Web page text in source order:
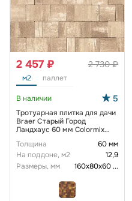
2 730 ₽
2 457 ₽
м2 паллет
В наличии 5
Тротуарная плитка для дачи
Braer Старый Город
Ландхаус 60 мм Colormix
Толщина
60 мм
На поддоне, м2
12,9
Размеры, мм
160х80х60...